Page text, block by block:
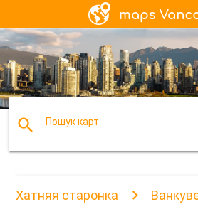
search Пошук карт
Хатняя старонка